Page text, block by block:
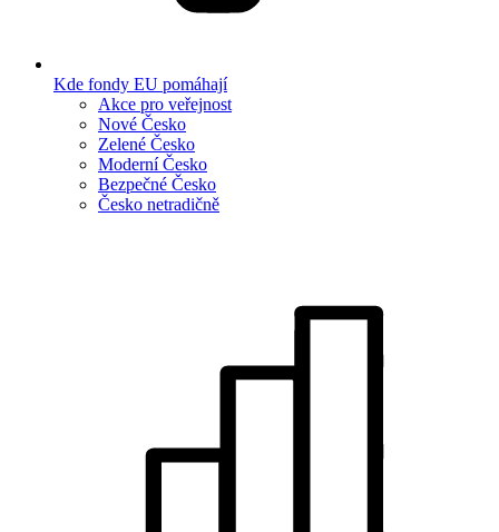
Kde fondy EU pomáhají
Akce pro veřejnost
Nové Česko
Zelené Česko
Moderní Česko
Bezpečné Česko
Česko netradičně